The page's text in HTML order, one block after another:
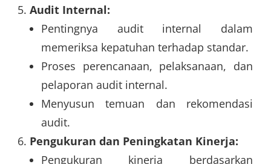
Audit Internal:
Pentingnya audit internal dalam
memeriksa kepatuhan terhadap standar.
Proses perencanaan, pelaksanaan, dan
pelaporan audit internal.
Menyusun temuan dan rekomendasi
audit.
Pengukuran dan Peningkatan Kinerja:
Pengukuran kinerja berdasarkan